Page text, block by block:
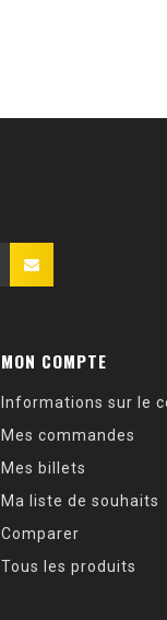
MON COMPTE
Informations sur le
Mes commandes
Mes billets
Ma liste de souhaits
Comparer
Tous les produits